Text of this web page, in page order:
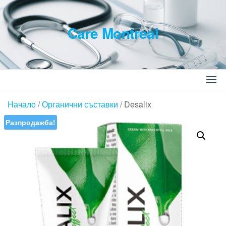
Skip
to
the
content
Care Montreal
Търсене
за:
Начало/Органични съставки / Desalix
Разпродажба!